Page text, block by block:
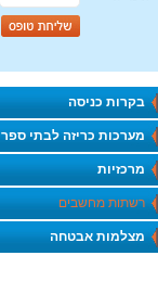
בקרות כניסה
מערכות כריזה לבתי ספר
מרכזיות
רשתות מחשבים
מצלמות אבטחה